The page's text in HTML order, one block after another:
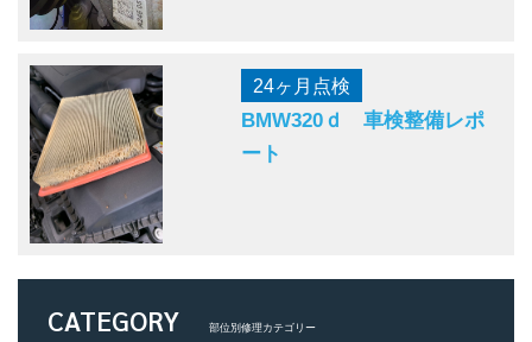
24ヶ月点検
BMW320ｄ 車検整備レポ
ート
CATEGORY 部位別修理カテゴリー